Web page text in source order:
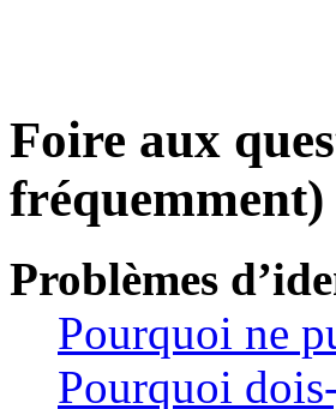
Foire aux
fréquemment)
Problèmes
Pourquoi ne
Pourquoi